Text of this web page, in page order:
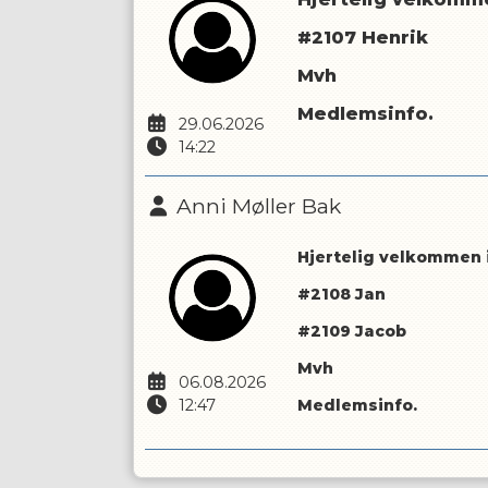
29.06.2026
14:22
#2107 Henrik
Mvh
Medlemsinfo.
Anni Møller Bak
06.08.2026
12:47
Hjertelig velkommen
#2108 Jan
#2109 Jacob
Mvh
Medlemsinfo.